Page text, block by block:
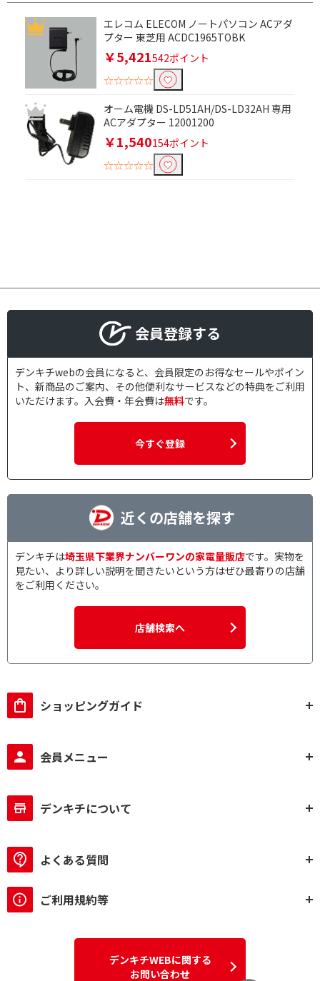
円
エレコム ELECOM ノートパソコン ACアダ
プター 東芝用 ACDC1965TOBK
￥5,421542ポイント
☆☆☆☆☆
オーム電機 DS-LD51AH/DS-LD32AH 専用
ACアダプター 12001200
￥1,540154ポイント
☆☆☆☆☆
会員登録する
デンキチwebの会員になると、会員限定のお得なセールやポイン
ト、新商品のご案内、その他便利なサービスなどの特典をご利用
いただけます。入会費・年会費は無料です。
今すぐ登録
近くの店舗を探す
デンキチは埼玉県下業界ナンバーワンの家電量販店です。実物を
見たい、より詳しい説明を聞きたいという方はぜひ最寄りの店舗
をご利用ください。
店舗検索へ
ショッピングガイド
会員メニュー
デンキチについて
よくある質問
ご利用規約等
デンキチWEBに関する
お問い合わせ